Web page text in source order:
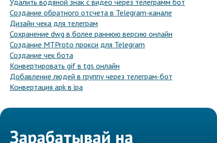
Удалить водяной знак с видео через телеграмм бот
Создание обратного отсчета в Telegram-канале
Дизайн чека для телеграм
Сохранение dwg в более раннюю версию онлайн
Создание MTProto прокси для Telegram
Создание чек бота
Конвертировать gif в tgs онлайн
Добавление людей в группу через телеграм-бот
Конвертация apk в ipa
Зарабатывай на